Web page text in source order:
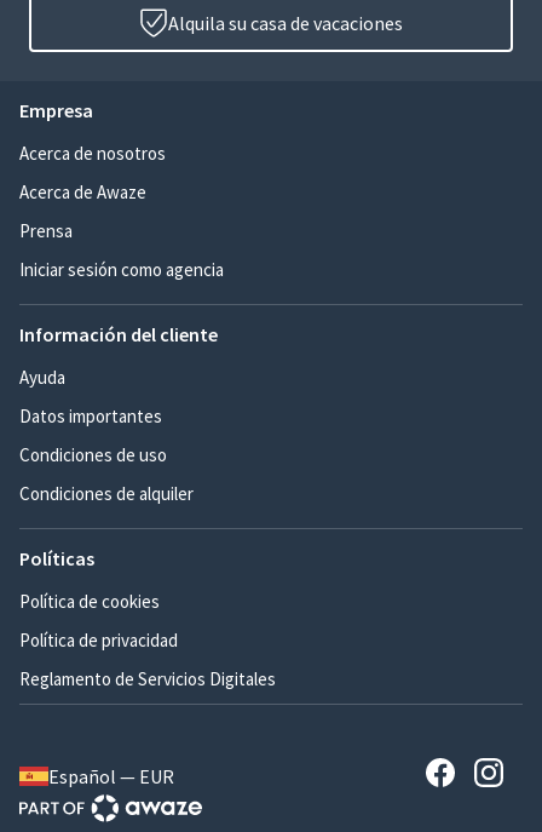
Alquila su casa de vacaciones
Empresa
Acerca de nosotros
Acerca de Awaze
Prensa
Iniciar sesión como agencia
Información del cliente
Ayuda
Datos importantes
Condiciones de uso
Condiciones de alquiler
Políticas
Política de cookies
Política de privacidad
Reglamento de Servicios Digitales
Español — EUR